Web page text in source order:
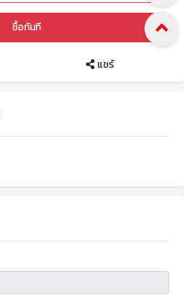
ซื้อทันที
แชร์